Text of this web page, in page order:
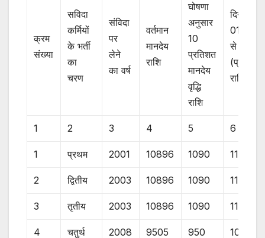
क्रम
संख्या
सविदा
कर्मियों
के भर्ती
का
चरण
संविदा
पर
लेने
का वर्ष
वर्तमान
मानदेय
राशि
घोषणा
अनुसार
10
प्रतिशत
मानदेय
वृद्धि
राशि
दिनांक
से देय
(प्रति
राशि
1 2 3 4 5 6 (4+5)
1 प्रथम 2001 10896 1090 11986
2 द्वितीय 2003 10896 1090 11986
3 तृतीय 2003 10896 1090 11986
4 चतुर्थ 2008 9505 950 10455